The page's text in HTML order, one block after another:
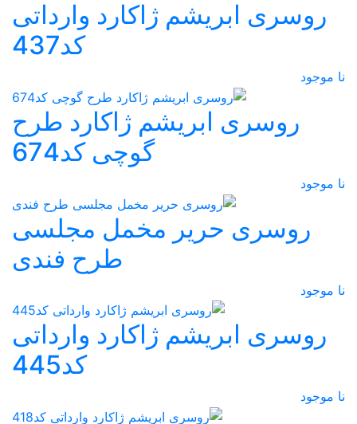
روسری ابریشم ژاکارد وارداتی
کد437
نا موجود
روسری ابریشم ژاکارد طرح
گوچی کد674
نا موجود
روسری حریر مخمل مجلسی
طرح فندی
نا موجود
روسری ابریشم ژاکارد وارداتی
کد445
نا موجود